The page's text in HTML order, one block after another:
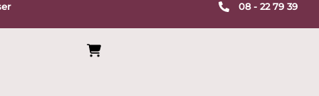
08 - 22 79 39